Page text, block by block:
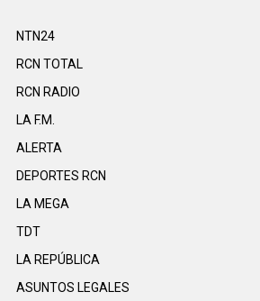
NTN24
RCN TOTAL
RCN RADIO
LA F.M.
ALERTA
DEPORTES RCN
LA MEGA
TDT
LA REPÚBLICA
ASUNTOS LEGALES